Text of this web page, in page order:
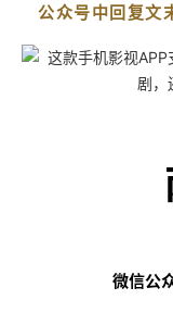
公众号中回复文
微信公